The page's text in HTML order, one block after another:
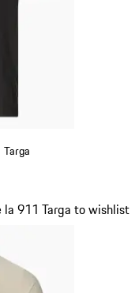
la 911 Targa to wishlist